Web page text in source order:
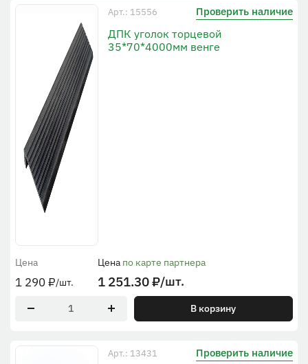
Арт.: 15556 Проверить наличие
ДПК уголок торцевой
35*70*4000мм венге
Цена
1 290₽/шт.
Цена по карте партнера
1 251.30₽/шт.
В корзину
Арт.: 13431 Проверить наличие